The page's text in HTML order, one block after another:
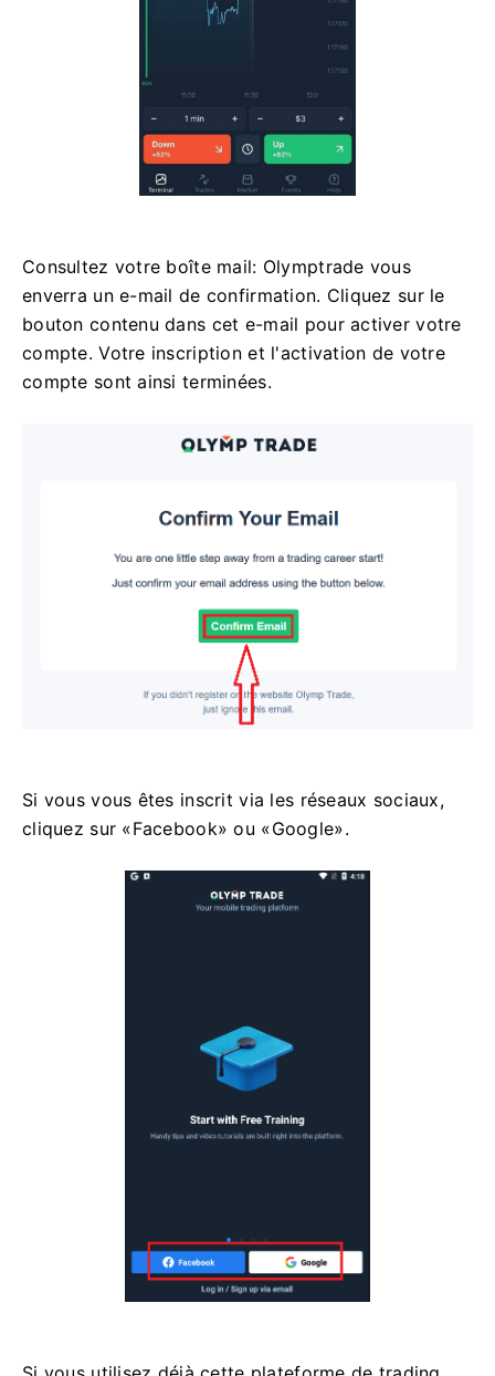
Consultez votre boîte mail: Olymptrade vous
enverra un e-mail de confirmation. Cliquez sur le
bouton contenu dans cet e-mail pour activer votre
compte. Votre inscription et l'activation de votre
compte sont ainsi terminées.
Si vous vous êtes inscrit via les réseaux sociaux,
cliquez sur «Facebook» ou «Google».